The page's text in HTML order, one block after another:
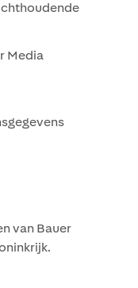
Media
van Bauer